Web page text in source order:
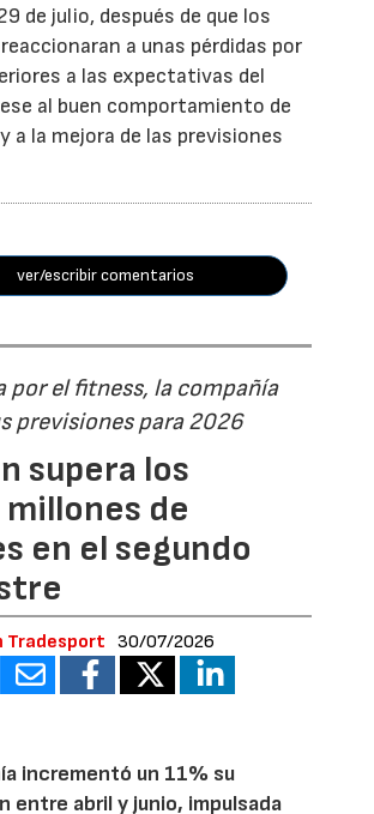
de julio, después de que los
a unas pérdidas por
a las expectativas del
al buen comportamiento de
a la mejora de las previsiones
ver/escribir comentarios
por el fitness, la compañía
previsiones para 2026
supera los
de
en el segundo
Tradesport 30/07/2026
incrementó un 11% su
entre abril y junio, impulsada